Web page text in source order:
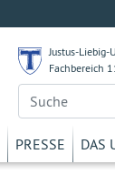
Justus-Liebig-
Fachbereich
PRESSE DAS